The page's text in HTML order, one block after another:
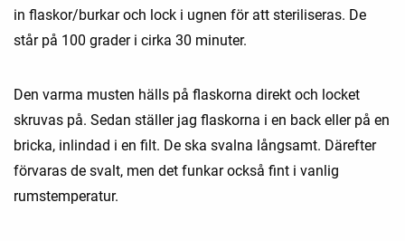
in flaskor/burkar och lock i ugnen för att steriliseras. De
står på 100 grader i cirka 30 minuter.
Den varma musten hälls på flaskorna direkt och locket
skruvas på. Sedan ställer jag flaskorna i en back eller på en
bricka, inlindad i en filt. De ska svalna långsamt. Därefter
förvaras de svalt, men det funkar också fint i vanlig
rumstemperatur.